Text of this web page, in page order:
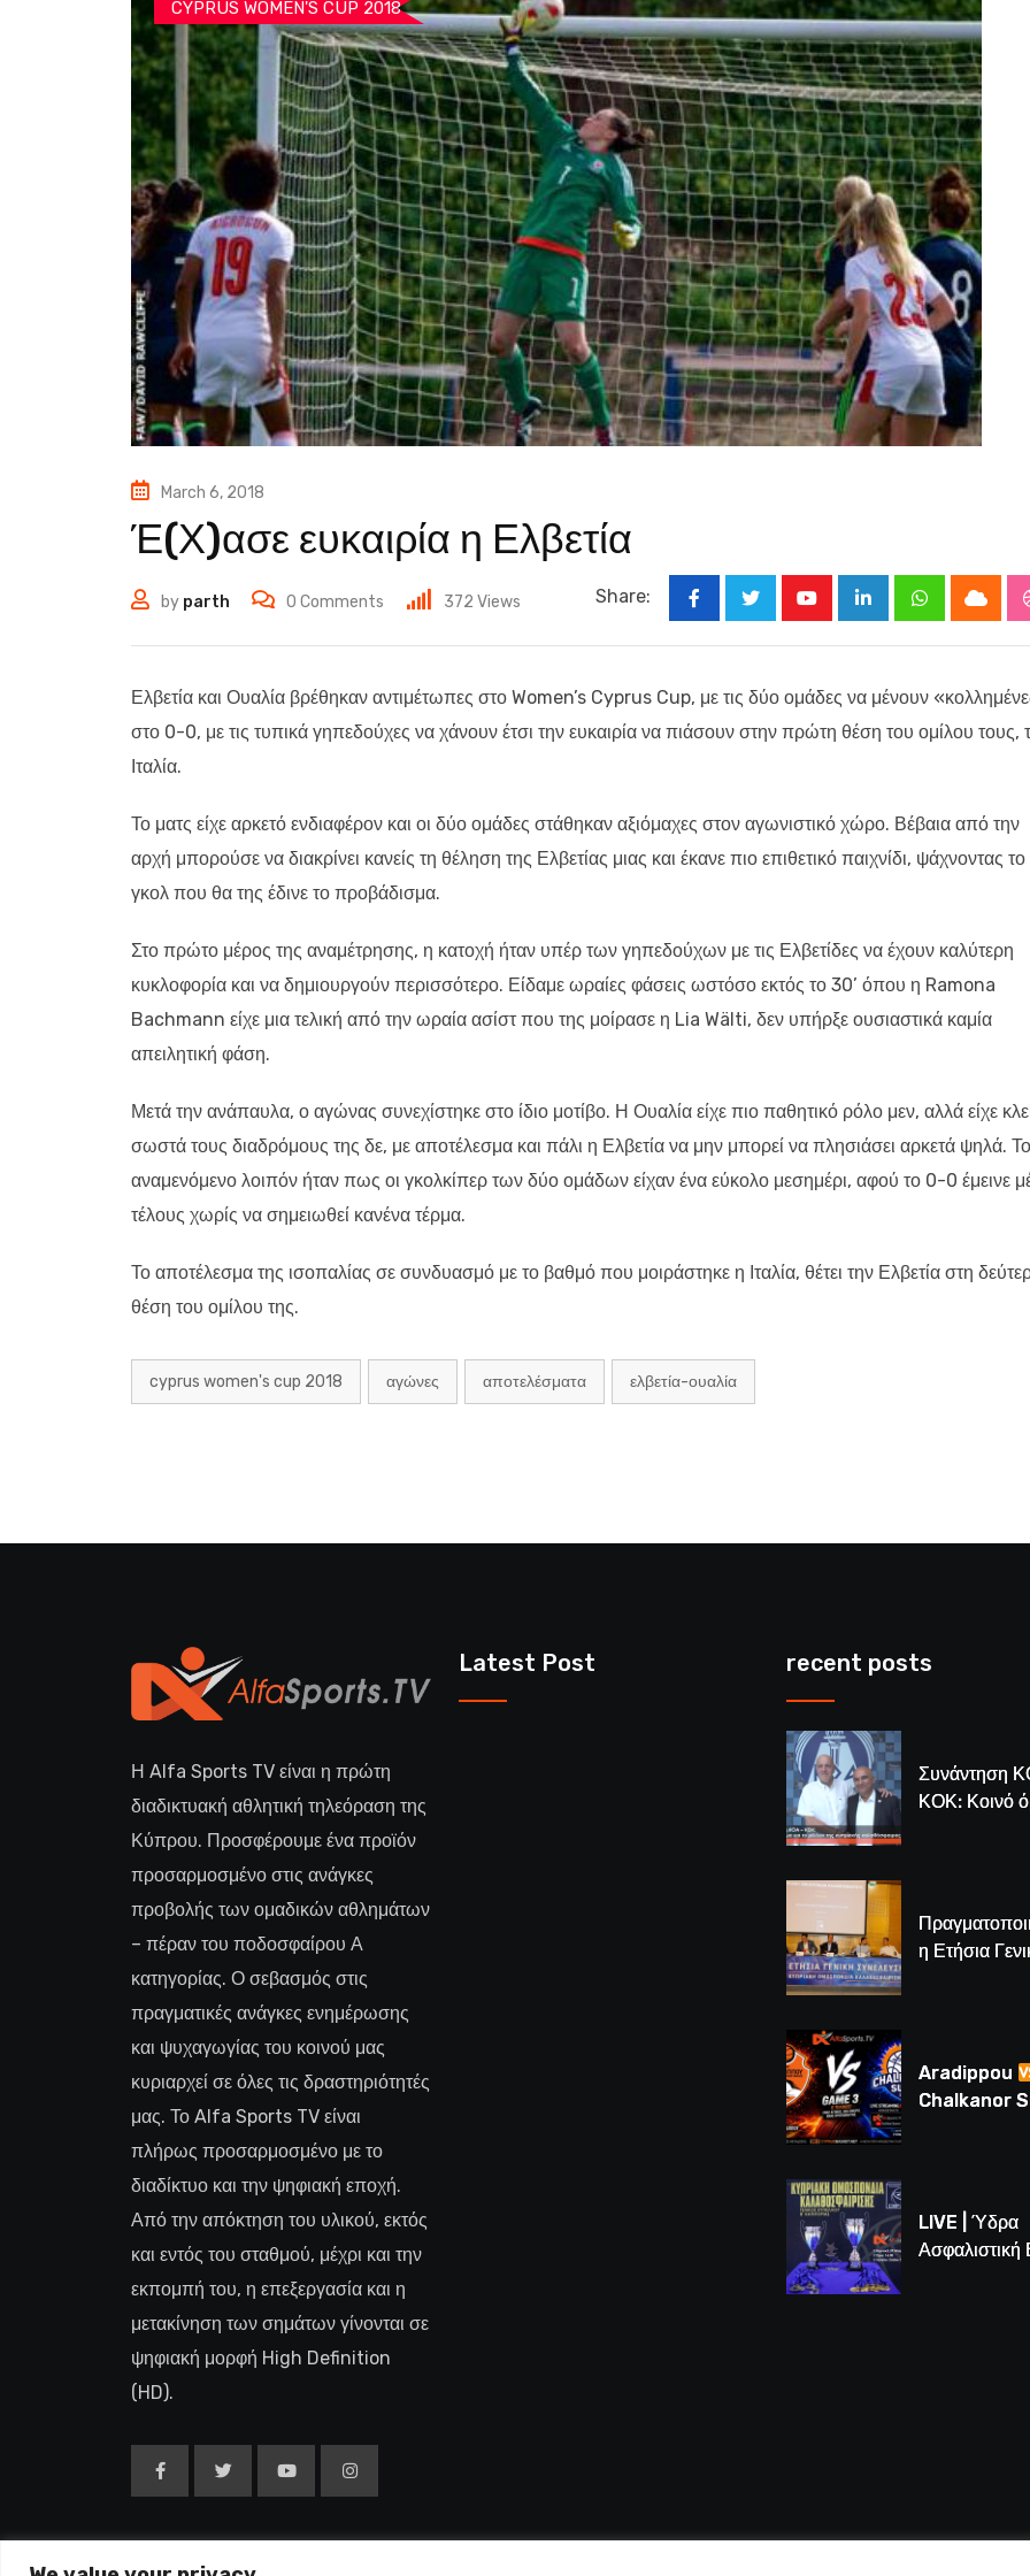
CYPRUS WOMEN'S CUP 2018
March 6, 2018
Έ(Χ)ασε ευκαιρία η Ελβετία
by parth 0 Comments 372 Views Share:
LinkedInWhatsappCloud
Ελβετία και Ουαλία βρέθηκαν αντιμέτωπες στο Women’s Cyprus Cup, με τις δύο ομάδες να μένουν
στο 0-0, με τις τυπικά γηπεδούχες να χάνουν έτσι την ευκαιρία να πιάσουν στην πρώτη θέση του ομίλου τους,
Ιταλία.
Το ματς είχε αρκετό ενδιαφέρον και οι δύο ομάδες στάθηκαν αξιόμαχες στον αγωνιστικό χώρο. Βέβαια από την
αρχή μπορούσε να διακρίνει κανείς τη θέληση της Ελβετίας μιας και έκανε πιο επιθετικό παιχνίδι, ψάχνοντας το
γκολ που θα της έδινε το προβάδισμα.
Στο πρώτο μέρος της αναμέτρησης, η κατοχή ήταν υπέρ των γηπεδούχων με τις Ελβετίδες να έχουν καλύτερη
κυκλοφορία και να δημιουργούν περισσότερο. Είδαμε ωραίες φάσεις ωστόσο εκτός το 30’ όπου η Ramona
Bachmann είχε μια τελική από την ωραία ασίστ που της μοίρασε η Lia Wälti, δεν υπήρξε ουσιαστικά καμία
απειλητική φάση.
Μετά την ανάπαυλα, ο αγώνας συνεχίστηκε στο ίδιο μοτίβο. Η Ουαλία είχε πιο παθητικό ρόλο μεν, αλλά είχε
σωστά τους διαδρόμους της δε, με αποτέλεσμα και πάλι η Ελβετία να μην μπορεί να πλησιάσει αρκετά ψηλά. Το
αναμενόμενο λοιπόν ήταν πως οι γκολκίπερ των δύο ομάδων είχαν ένα εύκολο μεσημέρι, αφού το 0-0 έμεινε
τέλους χωρίς να σημειωθεί κανένα τέρμα.
Το αποτέλεσμα της ισοπαλίας σε συνδυασμό με το βαθμό που μοιράστηκε η Ιταλία, θέτει την Ελβετία στη
θέση του ομίλου της.
cyprus women's cup 2018 αγώνες αποτελέσματα ελβετία-ουαλία
Η Alfa Sports TV είναι η πρώτη
διαδικτυακή αθλητική τηλεόραση της
Κύπρου. Προσφέρουμε ένα προϊόν
προσαρμοσμένο στις ανάγκες
προβολής των ομαδικών αθλημάτων
– πέραν του ποδοσφαίρου Α
κατηγορίας. Ο σεβασμός στις
πραγματικές ανάγκες ενημέρωσης
και ψυχαγωγίας του κοινού μας
κυριαρχεί σε όλες τις δραστηριότητές
μας. Το Alfa Sports TV είναι
πλήρως προσαρμοσμένο με το
διαδίκτυο και την ψηφιακή εποχή.
Από την απόκτηση του υλικού, εκτός
και εντός του σταθμού, μέχρι και την
εκπομπή του, η επεξεργασία και η
μετακίνηση των σημάτων γίνονται σε
ψηφιακή μορφή High Definition
(HD).
Latest Post recent posts
Συνάντηση
ΚΟΚ: Κοινό
η Ετήσια
(BINTEO)
Aradippou
Chalkanor
LIVE | Ύδρα
Ασφαλιστική